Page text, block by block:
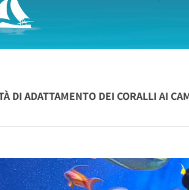
DI ADATTAMENTO DEI CORALLI AI